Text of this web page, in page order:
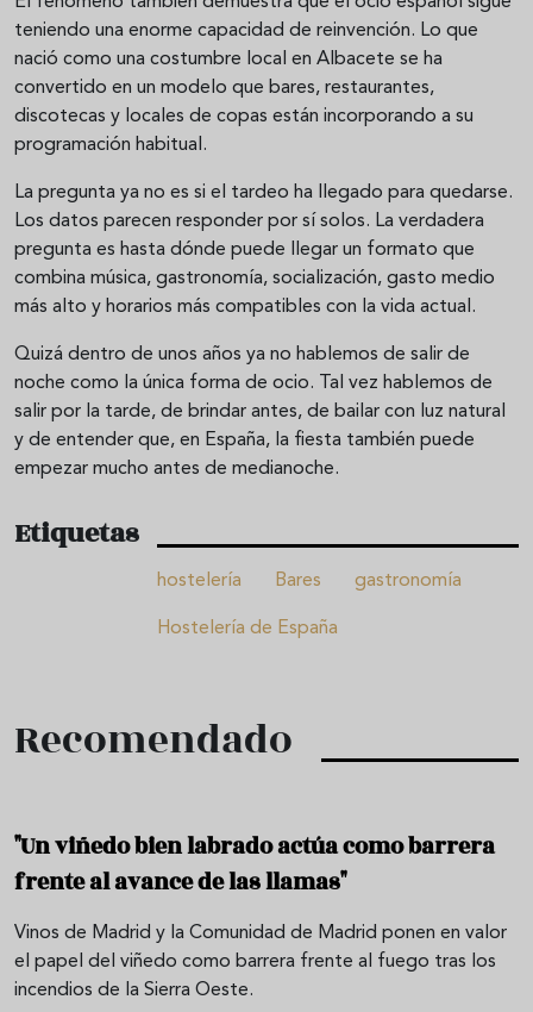
teniendo una enorme capacidad de reinvención. Lo que
nació como una costumbre local en Albacete se ha
convertido en un modelo que bares, restaurantes,
discotecas y locales de copas están incorporando a su
programación habitual.
La pregunta ya no es si el tardeo ha llegado para quedarse.
Los datos parecen responder por sí solos. La verdadera
pregunta es hasta dónde puede llegar un formato que
combina música, gastronomía, socialización, gasto medio
más alto y horarios más compatibles con la vida actual.
Quizá dentro de unos años ya no hablemos de salir de
noche como la única forma de ocio. Tal vez hablemos de
salir por la tarde, de brindar antes, de bailar con luz natural
y de entender que, en España, la fiesta también puede
empezar mucho antes de medianoche.
Etiquetas
hostelería Bares gastronomía
Hostelería de España
Recomendado
"Un viñedo bien labrado actúa como barrera
frente al avance de las llamas"
Vinos de Madrid y la Comunidad de Madrid ponen en valor
el papel del viñedo como barrera frente al fuego tras los
incendios de la Sierra Oeste.